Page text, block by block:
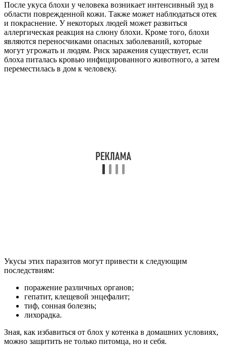
После укуса блохи у человека возникает интенсивный зуд в
области поврежденной кожи. Также может наблюдаться отек
и покраснение. У некоторых людей может развиться
аллергическая реакция на слюну блохи. Кроме того, блохи
являются переносчиками опасных заболеваний, которые
могут угрожать и людям. Риск заражения существует, если
блоха питалась кровью инфицированного животного, а затем
переместилась в дом к человеку.
Укусы этих паразитов могут привести к следующим
последствиям:
поражение различных органов;
гепатит, клещевой энцефалит;
тиф, сонная болезнь;
лихорадка.
Зная, как избавиться от блох у котенка в домашних условиях,
можно защитить не только питомца, но и себя.